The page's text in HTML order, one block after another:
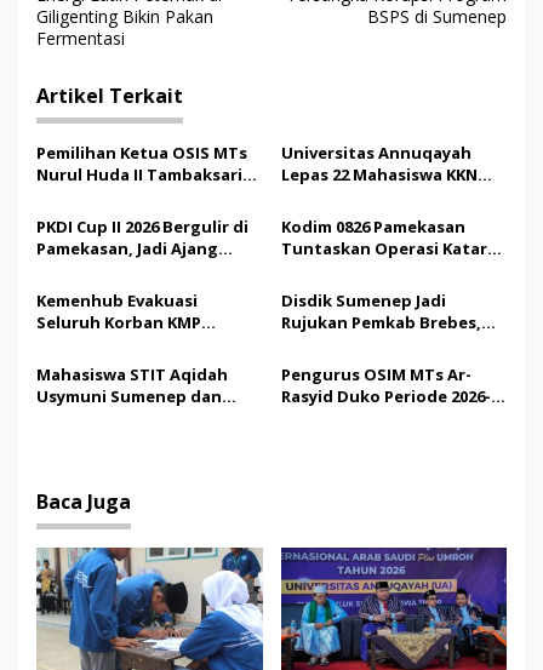
v
i
g
a
s
i
p
o
s
Giligenting Bikin Pakan
Fermentasi
BSPS di Sumenep
Artikel Terkait
Pemilihan Ketua OSIS MTs
Nurul Huda II Tambaksari
Demokrasi bagi Siswa
Universitas Annuqayah
Lepas 22 Mahasiswa KKN
Saudi
PKDI Cup II 2026 Bergulir di
Pamekasan, Jadi Ajang
Madura
Kodim 0826 Pamekasan
Tuntaskan Operasi Katarak
Tindakan Medis
Kemenhub Evakuasi
Seluruh Korban KMP
Operator Diaudit
Disdik Sumenep Jadi
Rujukan Pemkab Brebes,
Pendidikan Berbasis
Budaya
Mahasiswa STIT Aqidah
Usymuni Sumenep dan
Pengurus OSIM MTs Ar-
Rasyid Duko Periode 2026-
Baca Juga